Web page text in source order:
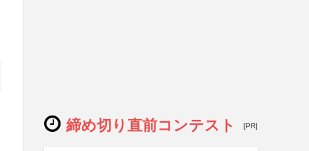
締め切り直前コンテスト [PR]